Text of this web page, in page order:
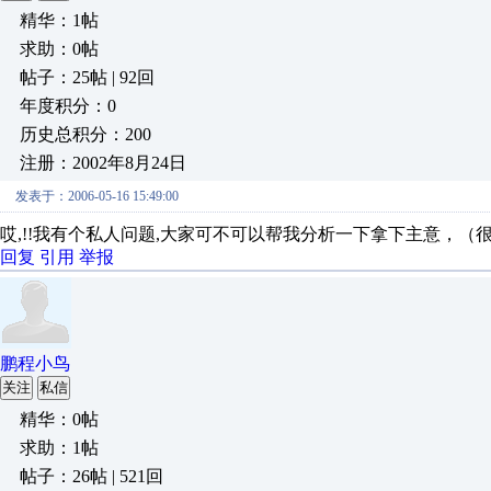
精华：1帖
求助：0帖
帖子：25帖 | 92回
年度积分：0
历史总积分：200
注册：2002年8月24日
发表于：2006-05-16 15:49:00
哎,!!我有个私人问题,大家可不可以帮我分析一下拿下主意，（很
回复 引用 举报
鹏程小鸟
关注 私信
精华：0帖
求助：1帖
帖子：26帖 | 521回